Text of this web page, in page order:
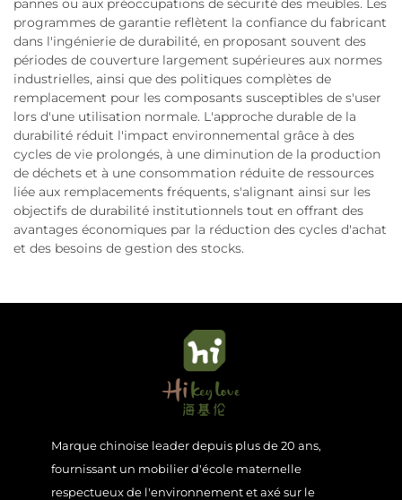
programmes de garantie reflètent la confiance du fabricant
dans l'ingénierie de durabilité, en proposant souvent des
périodes de couverture largement supérieures aux normes
industrielles, ainsi que des politiques complètes de
remplacement pour les composants susceptibles de s'user
lors d'une utilisation normale. L'approche durable de la
durabilité réduit l'impact environnemental grâce à des
cycles de vie prolongés, à une diminution de la production
de déchets et à une consommation réduite de ressources
liée aux remplacements fréquents, s'alignant ainsi sur les
objectifs de durabilité institutionnels tout en offrant des
avantages économiques par la réduction des cycles d'achat
et des besoins de gestion des stocks.
Marque chinoise leader depuis plus de 20 ans,
fournissant un mobilier d'école maternelle
respectueux de l'environnement et axé sur le